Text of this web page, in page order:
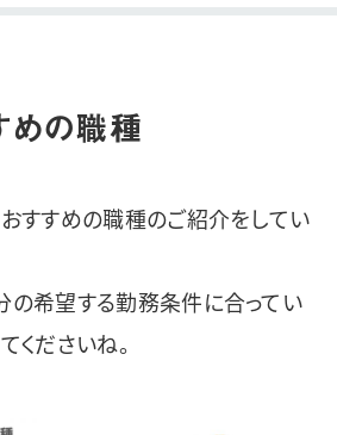
めの職種
すすめの職種のご紹介をしてい
の希望する勤務条件に合ってい
くださいね。